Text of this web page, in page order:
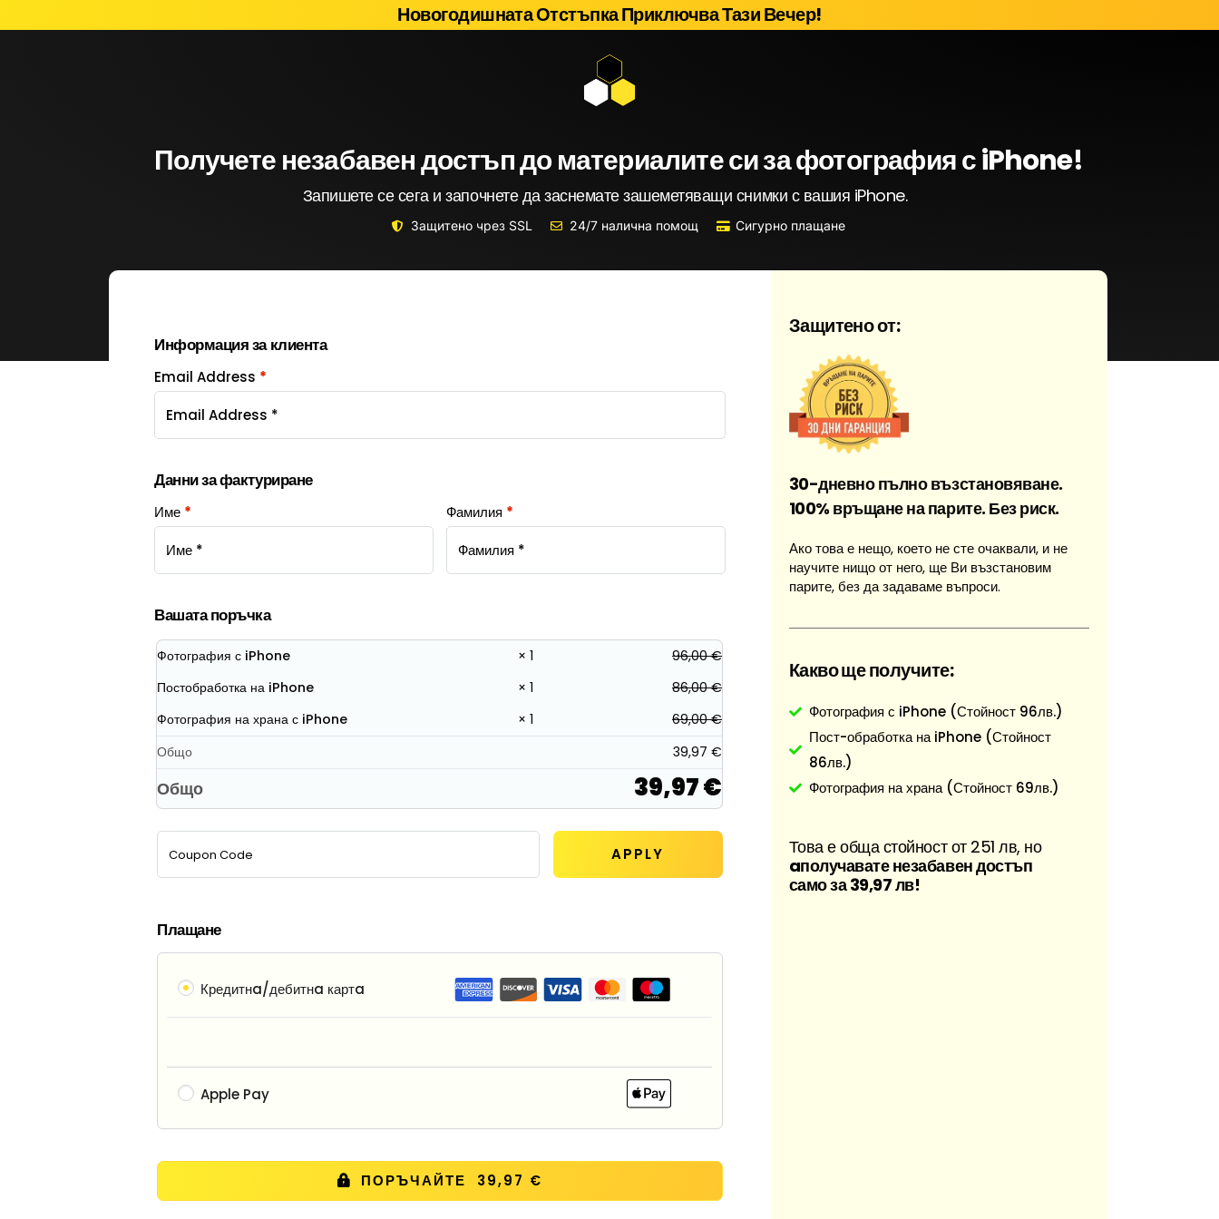
Новогодишната Отстъпка Приключва Тази Вечер!
Получете незабавен достъп до материалите си за фотография с iPhone!
Запишете се сега и започнете да заснемате зашеметяващи снимки с вашия iPhone.
Защитено чрез SSL 24/7 налична помощ Сигурно плащане
Информация за клиента
Email Address *
Данни за фактуриране
Име * Фамилия *
Вашата поръчка
Фотография с iPhone × 1 96,00€
Постобработка на iPhone
× 1 86,00€
Фотография на храна с iPhone
× 1 69,00€
Общо
39,97 €
Общо 39,97€
APPLY
Плащане
Кредитнa/дебитнa картa
Apple Pay
ПОРЪЧАЙТЕ 39,97 €
Защитено от:
30-дневно пълно възстановяване.
100% връщане на парите. Без риск.
Ако това е нещо, което не сте очаквали, и не
научите нищо от него, ще Ви възстановим
парите, без да задаваме въпроси.
Какво ще получите:
Фотография с iPhone (Стойност 96лв.)
Пост-обработка на iPhone (Стойност
86лв.)
Фотография на храна (Стойност 69лв.)
Това е обща стойност от 251 лв, но
aполучавате незабавен достъп
само за 39,97 лв!